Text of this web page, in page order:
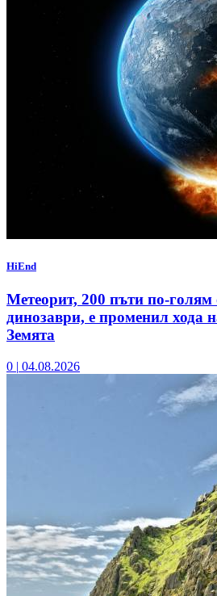
HiEnd
Метеорит, 200 пъти по-голям
динозаври, е променил хода
Земята
0 | 04.08.2026